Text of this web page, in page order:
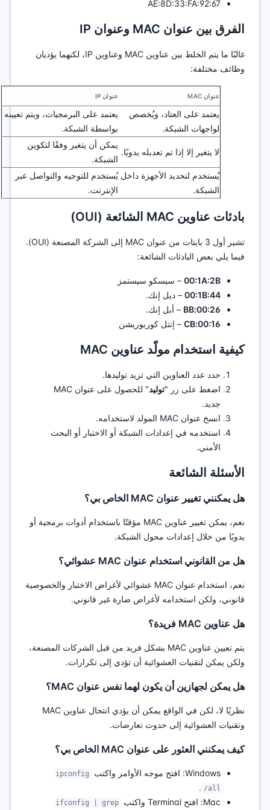
AE:8D:33:FA:92:67
الفرق بين عنوان MAC وعنوان IP
غالبًا ما يتم الخلط بين عناوين MAC وعناوين IP، لكنهما يؤديان
وظائف مختلفة:
عنوان MAC عنوان IP
يعتمد على العتاد، ويُخصص
لواجهات الشبكة.
يعتمد على البرمجيات، ويتم تعيينه
بواسطة الشبكة.
لا يتغير إلا إذا تم تعديله يدويًا.
يمكن أن يتغير وفقًا لتكوين
الشبكة.
يُستخدم لتحديد الأجهزة داخل
الشبكة.
يُستخدم للتوجيه والتواصل عبر
الإنترنت.
بادئات عناوين MAC الشائعة (OUI)
تشير أول 3 بايتات من عنوان MAC إلى الشركة المصنعة (OUI).
فيما يلي بعض البادئات الشائعة:
00:1A:2B – سيسكو سيستمز
00:1B:44 – ديل إنك.
00:26:BB
– أبل إنك.
00:16:CB
– إنتل كوربوريشن
كيفية استخدام مولّد عناوين MAC
حدد عدد العناوين التي تريد توليدها.
اضغط على زر "توليد
" للحصول على عنوان MAC
جديد.
انسخ عنوان MAC المولد لاستخدامه.
استخدمه في إعدادات الشبكة أو الاختبار أو البحث
الأمني.
الأسئلة الشائعة
هل يمكنني تغيير عنوان MAC الخاص بي؟
نعم، يمكن تغيير عناوين MAC مؤقتًا باستخدام أدوات برمجية أو
يدويًا من خلال إعدادات محول الشبكة.
هل من القانوني استخدام عنوان MAC عشوائي؟
نعم، استخدام عنوان MAC عشوائي لأغراض الاختبار والخصوصية
قانوني، ولكن استخدامه لأغراض ضارة غير قانوني.
هل عناوين MAC فريدة؟
يتم تعيين عناوين MAC بشكل فريد من قبل الشركات المصنعة،
ولكن يمكن لتقنيات العشوائية أن تؤدي إلى تكرارات.
هل يمكن لجهازين أن يكون لهما نفس عنوان MAC؟
نظريًا لا، لكن في الواقع يمكن أن يؤدي انتحال عناوين MAC
وتقنيات العشوائية إلى حدوث تعارضات.
كيف يمكنني العثور على عنوان MAC الخاص بي؟
Windows: افتح موجه الأوامر واكتب
ipconfig
/all
.
Mac: افتح Terminal واكتب
ifconfig | grep